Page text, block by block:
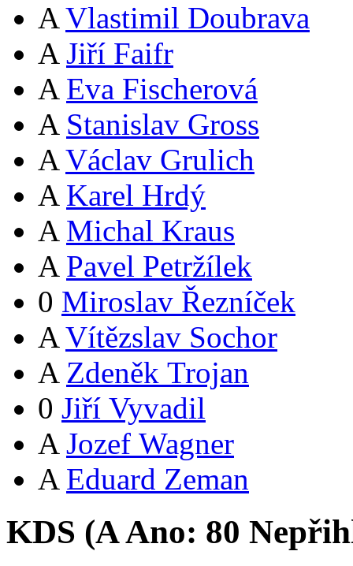
A Vlastimil Doubrava
A Jiří Faifr
A Eva Fischerová
A Stanislav Gross
A Václav Grulich
A Karel Hrdý
A Michal Kraus
A Pavel Petržílek
0 Miroslav Řezníček
A Vítězslav Sochor
A Zdeněk Trojan
0 Jiří Vyvadil
A Jozef Wagner
A Eduard Zeman
KDS (AAno: 80